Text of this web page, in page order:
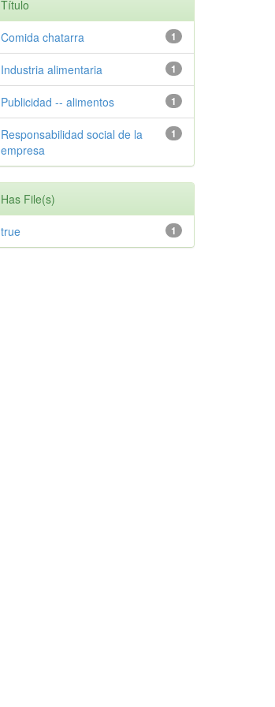
Título
1
Comida chatarra
1
Industria alimentaria
1
Publicidad -- alimentos
1
Responsabilidad social de la
empresa
Has File(s)
1
true